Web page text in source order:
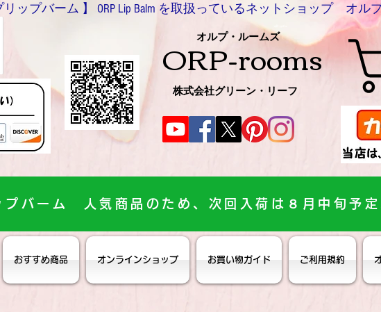
ップバーム 】 ORP Lip Balm を取扱っているネットショップ オルプ
オルプ・ルームズ
ORP-rooms
株式会社グリーン・リーフ
プバーム 人気商品のため、次回入荷は８月中旬予定
おすすめ商品 オンラインショップ お買い物ガイド ご利用規約